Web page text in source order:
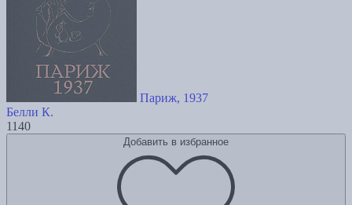
Париж, 1937
Белли К.
1140
Добавить в избранное